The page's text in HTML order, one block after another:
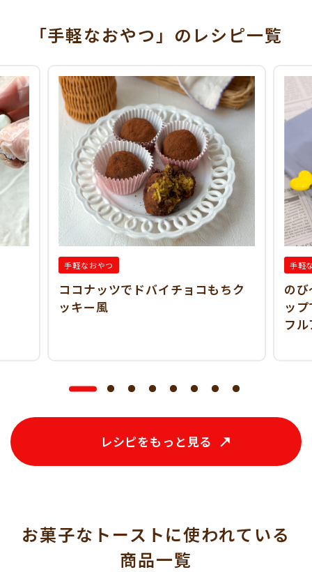
「手軽なおやつ」 のレシピ一覧
手軽なおやつ
ココナッツでドバイチョコもちク
ッキー風
手軽
の
ッ
フ
レシピをもっと見る
お菓子なトーストに使われている
商品一覧